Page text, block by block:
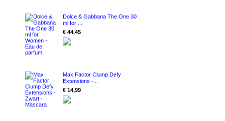
Dolce & Gabbana The One 30
ml for ...
€ 44,45
Max Factor Clump Defy
Extensions -...
€ 14,99